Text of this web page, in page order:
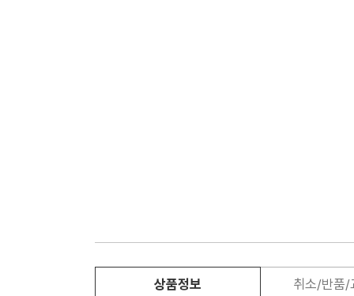
상품정보 취소/반품/